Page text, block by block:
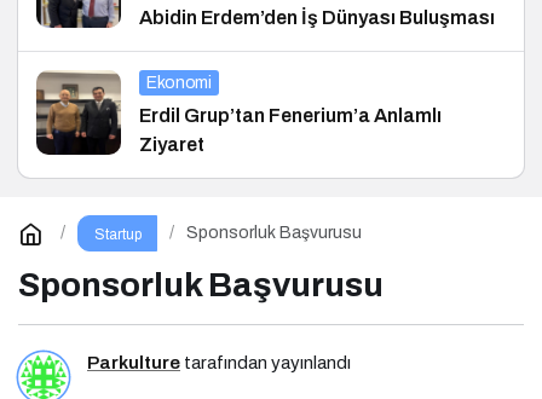
Abidin Erdem’den İş Dünyası Buluşması
Ekonomi
Erdil Grup’tan Fenerium’a Anlamlı
Ziyaret
Startup Sponsorluk Başvurusu
Sponsorluk Başvurusu
Parkulture tarafından yayınlandı